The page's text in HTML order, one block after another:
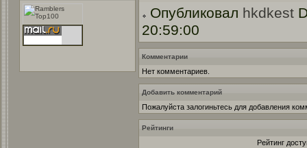
Опубликовал hkdkest
20:59:00
Комментарии
Нет комментариев.
Добавить комментарий
Пожалуйста залогиньтесь для добавления
Рейтинги
Рейтинг